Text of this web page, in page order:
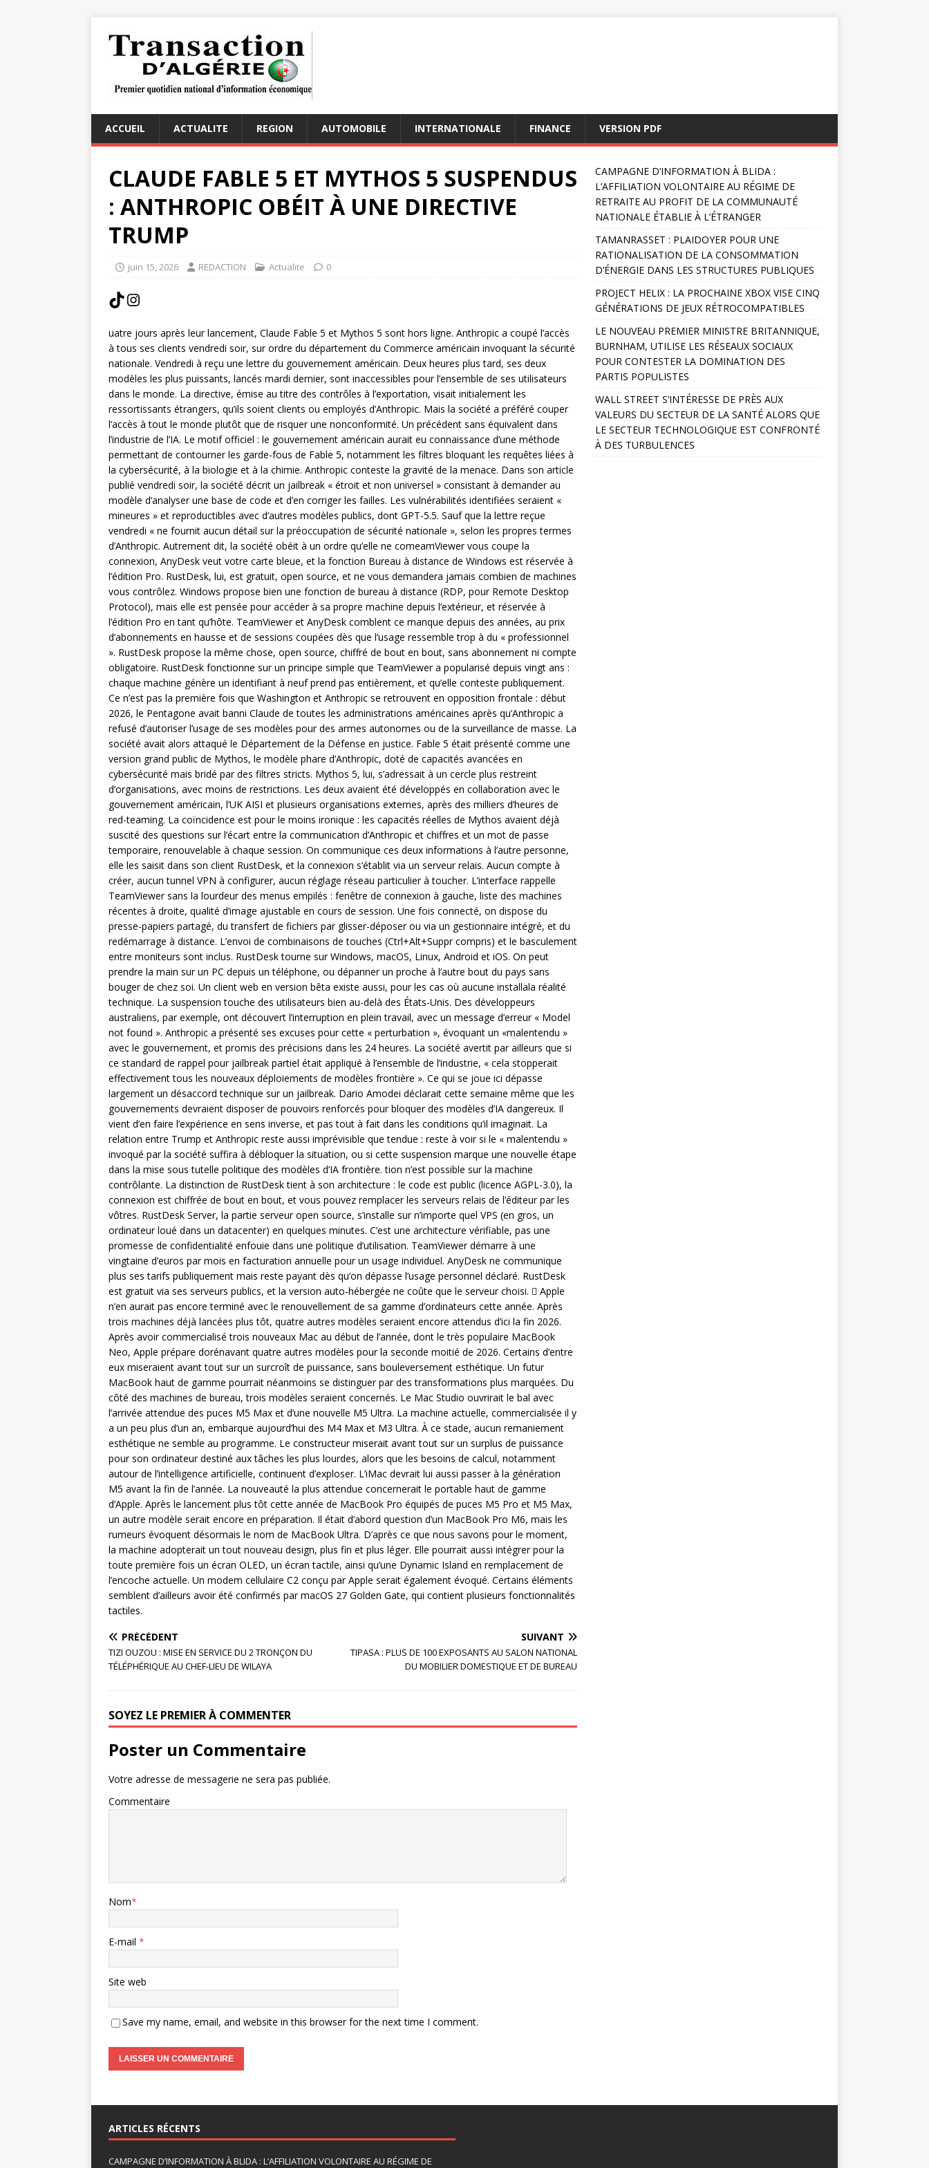
ACCUEIL ACTUALITE REGION AUTOMOBILE INTERNATIONALE FINANCE VERSION PDF
CLAUDE FABLE 5 ET MYTHOS 5 SUSPENDUS
: ANTHROPIC OBÉIT À UNE DIRECTIVE
TRUMP
juin 15, 2026 REDACTION Actualite 0
uatre jours après leur lancement, Claude Fable 5 et Mythos 5 sont hors ligne. Anthropic a coupé l’accès
à tous ses clients vendredi soir, sur ordre du département du Commerce américain invoquant la sécurité
nationale. Vendredi à reçu une lettre du gouvernement américain. Deux heures plus tard, ses deux
modèles les plus puissants, lancés mardi dernier, sont inaccessibles pour l’ensemble de ses utilisateurs
dans le monde. La directive, émise au titre des contrôles à l’exportation, visait initialement les
ressortissants étrangers, qu’ils soient clients ou employés d’Anthropic. Mais la société a préféré couper
l’accès à tout le monde plutôt que de risquer une nonconformité. Un précédent sans équivalent dans
l’industrie de l’IA. Le motif officiel : le gouvernement américain aurait eu connaissance d’une méthode
permettant de contourner les garde-fous de Fable 5, notamment les filtres bloquant les requêtes liées à
la cybersécurité, à la biologie et à la chimie. Anthropic conteste la gravité de la menace. Dans son article
publié vendredi soir, la société décrit un jailbreak « étroit et non universel » consistant à demander au
modèle d’analyser une base de code et d’en corriger les failles. Les vulnérabilités identifiées seraient «
mineures » et reproductibles avec d’autres modèles publics, dont GPT-5.5. Sauf que la lettre reçue
vendredi « ne fournit aucun détail sur la préoccupation de sécurité nationale », selon les propres termes
d’Anthropic. Autrement dit, la société obéit à un ordre qu’elle ne comeamViewer vous coupe la
connexion, AnyDesk veut votre carte bleue, et la fonction Bureau à distance de Windows est réservée à
l’édition Pro. RustDesk, lui, est gratuit, open source, et ne vous demandera jamais combien de machines
vous contrôlez. Windows propose bien une fonction de bureau à distance (RDP, pour Remote Desktop
Protocol), mais elle est pensée pour accéder à sa propre machine depuis l’extérieur, et réservée à
l’édition Pro en tant qu’hôte. TeamViewer et AnyDesk comblent ce manque depuis des années, au prix
d’abonnements en hausse et de sessions coupées dès que l’usage ressemble trop à du « professionnel
». RustDesk propose la même chose, open source, chiffré de bout en bout, sans abonnement ni compte
obligatoire. RustDesk fonctionne sur un principe simple que TeamViewer a popularisé depuis vingt ans :
chaque machine génère un identifiant à neuf prend pas entièrement, et qu’elle conteste publiquement.
Ce n’est pas la première fois que Washington et Anthropic se retrouvent en opposition frontale : début
2026, le Pentagone avait banni Claude de toutes les administrations américaines après qu’Anthropic a
refusé d’autoriser l’usage de ses modèles pour des armes autonomes ou de la surveillance de masse. La
société avait alors attaqué le Département de la Défense en justice. Fable 5 était présenté comme une
version grand public de Mythos, le modèle phare d’Anthropic, doté de capacités avancées en
cybersécurité mais bridé par des filtres stricts. Mythos 5, lui, s’adressait à un cercle plus restreint
d’organisations, avec moins de restrictions. Les deux avaient été développés en collaboration avec le
gouvernement américain, l’UK AISI et plusieurs organisations externes, après des milliers d’heures de
red-teaming. La coïncidence est pour le moins ironique : les capacités réelles de Mythos avaient déjà
suscité des questions sur l’écart entre la communication d’Anthropic et chiffres et un mot de passe
temporaire, renouvelable à chaque session. On communique ces deux informations à l’autre personne,
elle les saisit dans son client RustDesk, et la connexion s’établit via un serveur relais. Aucun compte à
créer, aucun tunnel VPN à configurer, aucun réglage réseau particulier à toucher. L’interface rappelle
TeamViewer sans la lourdeur des menus empilés : fenêtre de connexion à gauche, liste des machines
récentes à droite, qualité d’image ajustable en cours de session. Une fois connecté, on dispose du
presse-papiers partagé, du transfert de fichiers par glisser-déposer ou via un gestionnaire intégré, et du
redémarrage à distance. L’envoi de combinaisons de touches (Ctrl+Alt+Suppr compris) et le basculement
entre moniteurs sont inclus. RustDesk tourne sur Windows, macOS, Linux, Android et iOS. On peut
prendre la main sur un PC depuis un téléphone, ou dépanner un proche à l’autre bout du pays sans
bouger de chez soi. Un client web en version bêta existe aussi, pour les cas où aucune installala réalité
technique. La suspension touche des utilisateurs bien au-delà des États-Unis. Des développeurs
australiens, par exemple, ont découvert l’interruption en plein travail, avec un message d’erreur « Model
not found ». Anthropic a présenté ses excuses pour cette « perturbation », évoquant un «malentendu »
avec le gouvernement, et promis des précisions dans les 24 heures. La société avertit par ailleurs que si
ce standard de rappel pour jailbreak partiel était appliqué à l’ensemble de l’industrie, « cela stopperait
effectivement tous les nouveaux déploiements de modèles frontière ». Ce qui se joue ici dépasse
largement un désaccord technique sur un jailbreak. Dario Amodei déclarait cette semaine même que les
gouvernements devraient disposer de pouvoirs renforcés pour bloquer des modèles d’IA dangereux. Il
vient d’en faire l’expérience en sens inverse, et pas tout à fait dans les conditions qu’il imaginait. La
relation entre Trump et Anthropic reste aussi imprévisible que tendue : reste à voir si le « malentendu »
invoqué par la société suffira à débloquer la situation, ou si cette suspension marque une nouvelle étape
dans la mise sous tutelle politique des modèles d’IA frontière. tion n’est possible sur la machine
contrôlante. La distinction de RustDesk tient à son architecture : le code est public (licence AGPL-3.0), la
connexion est chiffrée de bout en bout, et vous pouvez remplacer les serveurs relais de l’éditeur par les
vôtres. RustDesk Server, la partie serveur open source, s’installe sur n’importe quel VPS (en gros, un
ordinateur loué dans un datacenter) en quelques minutes. C’est une architecture vérifiable, pas une
promesse de confidentialité enfouie dans une politique d’utilisation. TeamViewer démarre à une
vingtaine d’euros par mois en facturation annuelle pour un usage individuel. AnyDesk ne communique
plus ses tarifs publiquement mais reste payant dès qu’on dépasse l’usage personnel déclaré. RustDesk
est gratuit via ses serveurs publics, et la version auto-hébergée ne coûte que le serveur choisi.  Apple
n’en aurait pas encore terminé avec le renouvellement de sa gamme d’ordinateurs cette année. Après
trois machines déjà lancées plus tôt, quatre autres modèles seraient encore attendus d’ici la fin 2026.
Après avoir commercialisé trois nouveaux Mac au début de l’année, dont le très populaire MacBook
Neo, Apple prépare dorénavant quatre autres modèles pour la seconde moitié de 2026. Certains d’entre
eux miseraient avant tout sur un surcroît de puissance, sans bouleversement esthétique. Un futur
MacBook haut de gamme pourrait néanmoins se distinguer par des transformations plus marquées. Du
côté des machines de bureau, trois modèles seraient concernés. Le Mac Studio ouvrirait le bal avec
l’arrivée attendue des puces M5 Max et d’une nouvelle M5 Ultra. La machine actuelle, commercialisée il y
a un peu plus d’un an, embarque aujourd’hui des M4 Max et M3 Ultra. À ce stade, aucun remaniement
esthétique ne semble au programme. Le constructeur miserait avant tout sur un surplus de puissance
pour son ordinateur destiné aux tâches les plus lourdes, alors que les besoins de calcul, notamment
autour de l’intelligence artificielle, continuent d’exploser. L’iMac devrait lui aussi passer à la génération
M5 avant la fin de l’année. La nouveauté la plus attendue concernerait le portable haut de gamme
d’Apple. Après le lancement plus tôt cette année de MacBook Pro équipés de puces M5 Pro et M5 Max,
un autre modèle serait encore en préparation. Il était d’abord question d’un MacBook Pro M6, mais les
rumeurs évoquent désormais le nom de MacBook Ultra. D’après ce que nous savons pour le moment,
la machine adopterait un tout nouveau design, plus fin et plus léger. Elle pourrait aussi intégrer pour la
toute première fois un écran OLED, un écran tactile, ainsi qu’une Dynamic Island en remplacement de
l’encoche actuelle. Un modem cellulaire C2 conçu par Apple serait également évoqué. Certains éléments
semblent d’ailleurs avoir été confirmés par macOS 27 Golden Gate, qui contient plusieurs fonctionnalités
tactiles.
PRÉCÉDENT
TIZI OUZOU : MISE EN SERVICE DU 2 TRONÇON DU
TÉLÉPHÉRIQUE AU CHEF-LIEU DE WILAYA
SUIVANT
TIPASA : PLUS DE 100 EXPOSANTS AU SALON NATIONAL
DU MOBILIER DOMESTIQUE ET DE BUREAU
SOYEZ LE PREMIER À COMMENTER
Poster un Commentaire
Votre adresse de messagerie ne sera pas publiée.
Commentaire
Nom*
E-mail *
Site web
Save my name, email, and website in this browser for the next time I comment.
t
e
r
CAMPAGNE D’INFORMATION À BLIDA :
L’AFFILIATION VOLONTAIRE AU RÉGIME DE
RETRAITE AU PROFIT DE LA COMMUNAUTÉ
NATIONALE ÉTABLIE À L’ÉTRANGER
TAMANRASSET : PLAIDOYER POUR UNE
RATIONALISATION DE LA CONSOMMATION
D’ÉNERGIE DANS LES STRUCTURES PUBLIQUES
PROJECT HELIX : LA PROCHAINE XBOX VISE CINQ
GÉNÉRATIONS DE JEUX RÉTROCOMPATIBLES
LE NOUVEAU PREMIER MINISTRE BRITANNIQUE,
BURNHAM, UTILISE LES RÉSEAUX SOCIAUX
POUR CONTESTER LA DOMINATION DES
PARTIS POPULISTES
WALL STREET S’INTÉRESSE DE PRÈS AUX
VALEURS DU SECTEUR DE LA SANTÉ ALORS QUE
LE SECTEUR TECHNOLOGIQUE EST CONFRONTÉ
À DES TURBULENCES
ARTICLES RÉCENTS
CAMPAGNE D’INFORMATION À BLIDA : L’AFFILIATION VOLONTAIRE AU RÉGIME DE